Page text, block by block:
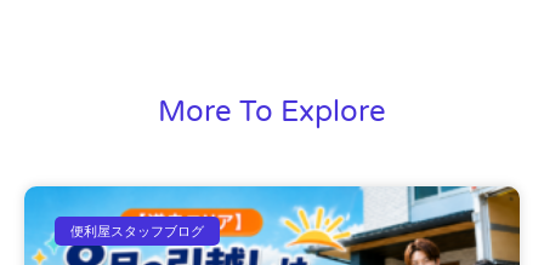
More To Explore
便利屋スタッフブログ